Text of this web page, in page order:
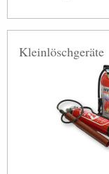
Kleinlöschgeräte